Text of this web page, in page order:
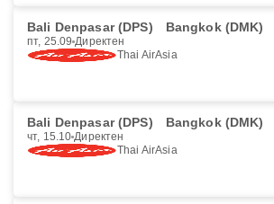
Bali Denpasar (DPS) Bangkok (DMK)
пт, 25.09 Директен
Thai AirAsia
Bali Denpasar (DPS) Bangkok (DMK)
чт, 15.10 Директен
Thai AirAsia